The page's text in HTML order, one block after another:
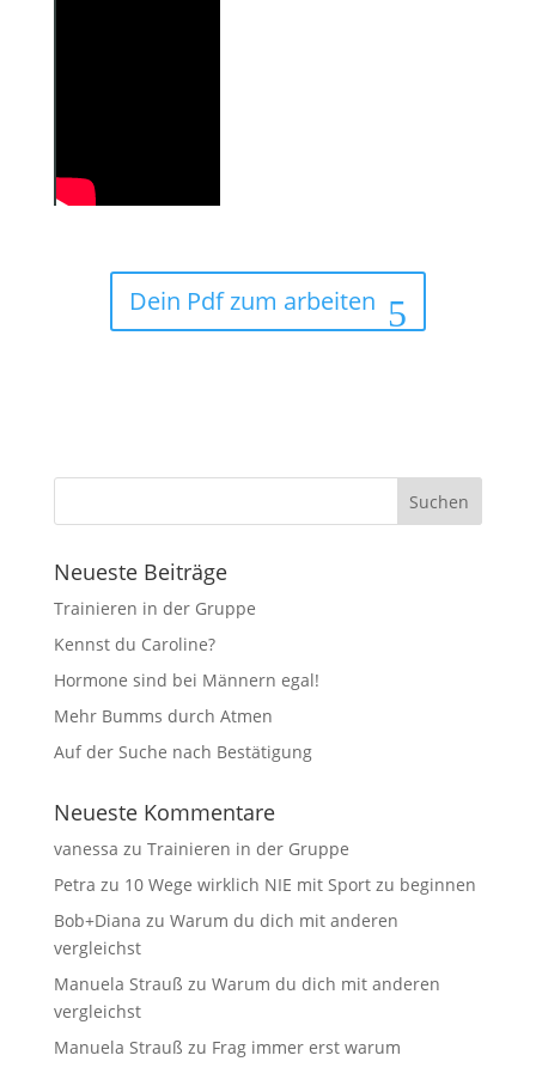
Dein Pdf zum arbeiten
Neueste Beiträge
Trainieren in der Gruppe
Kennst du Caroline?
Hormone sind bei Männern egal!
Mehr Bumms durch Atmen
Auf der Suche nach Bestätigung
Neueste Kommentare
vanessa zu Trainieren in der Gruppe
Petra zu 10 Wege wirklich NIE mit Sport zu beginnen
Bob+Diana zu Warum du dich mit anderen
vergleichst
Manuela Strauß zu Warum du dich mit anderen
vergleichst
Manuela Strauß zu Frag immer erst warum